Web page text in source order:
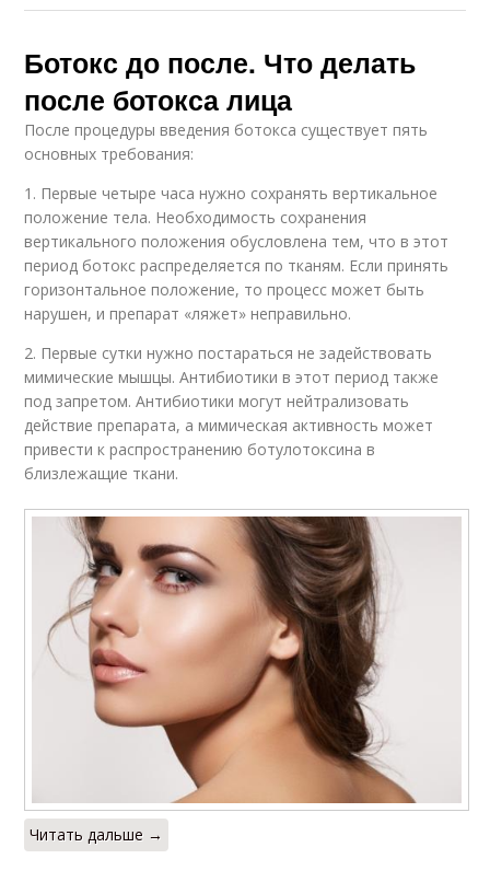
Ботокс до после. Что делать
после ботокса лица
После процедуры введения ботокса существует пять
основных требования:
1. Первые четыре часа нужно сохранять вертикальное
положение тела. Необходимость сохранения
вертикального положения обусловлена тем, что в этот
период ботокс распределяется по тканям. Если принять
горизонтальное положение, то процесс может быть
нарушен, и препарат «ляжет» неправильно.
2. Первые сутки нужно постараться не задействовать
мимические мышцы. Антибиотики в этот период также
под запретом. Антибиотики могут нейтрализовать
действие препарата, а мимическая активность может
привести к распространению ботулотоксина в
близлежащие ткани.
Читать дальше →